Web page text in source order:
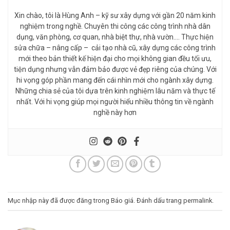
Xin chào, tôi là Hùng Anh – kỹ sư xây dựng với gần 20 năm kinh
nghiệm trong nghề. Chuyên thi công các công trình nhà dân
dụng, văn phòng, cơ quan, nhà biệt thự, nhà vườn…. Thực hiện
sửa chữa – nâng cấp – cải tạo nhà cũ, xây dựng các công trình
mới theo bản thiết kế hiện đại cho mọi không gian đều tối ưu,
tiện dụng nhưng vẫn đảm bảo được vẻ đẹp riêng của chúng. Với
hi vọng góp phần mang đến cái nhìn mới cho ngành xây dựng.
Những chia sẻ của tôi dựa trên kinh nghiệm lâu năm và thực tế
nhất. Với hi vọng giúp mọi người hiểu nhiều thông tin về ngành
nghề này hơn
Mục nhập này đã được đăng trong Báo giá . Đánh dấu trang permalink